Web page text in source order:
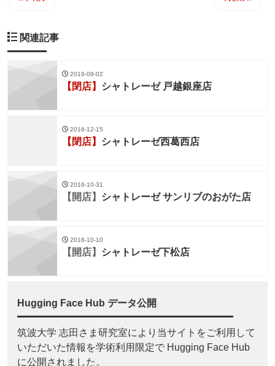
関連記事
2019-09-02
【閉店】 シャトレーゼ 戸越銀座店
2016-12-15
【閉店】 シャトレーゼ西葛西店
2016-10-31
【開店】 シャトレーゼ サンリブのおがた店
2016-10-10
【開店】 シャトレーゼ下松店
Hugging Face Hub データ公開
筑波大学 志田さま研究室により当サイトをご利用して
いただいた情報を学術利用限定で Hugging Face Hub
に公開されました。